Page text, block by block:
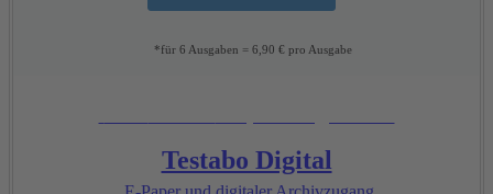
*für 6 Ausgaben = 6,90 € pro Ausgabe
Testabo Digital